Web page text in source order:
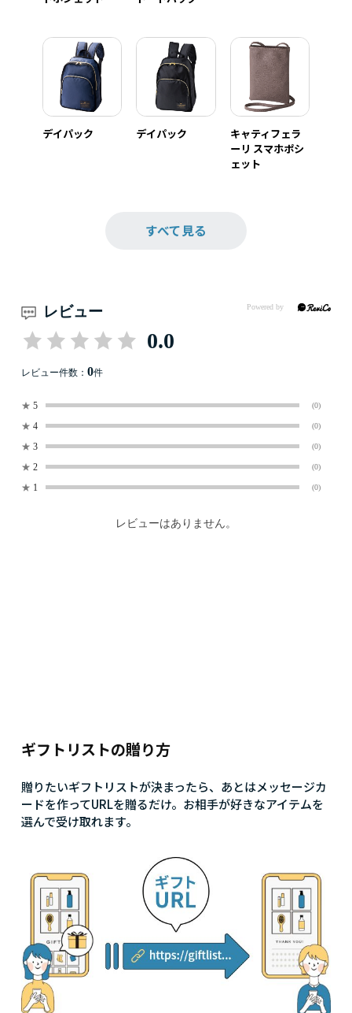
デイパック デイパック
キャティフェラ
ーリ スマホポシ
ェット
すべて見る
レビュー
0.0
レビュー件数： 0件
★ 5 (0)
★ 4 (0)
★ 3 (0)
★ 2 (0)
★ 1 (0)
レビューはありません。
ギフトリストの贈り方
贈りたいギフトリストが決まったら、あとはメッセージカ
ードを作ってURLを贈るだけ。お相手が好きなアイテムを
選んで受け取れます。